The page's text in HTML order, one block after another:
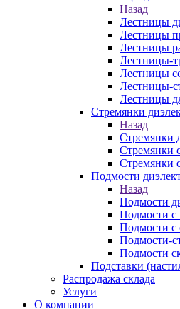
Назад
Лестницы
Лестницы
Лестницы
Лестницы-
Лестницы
Лестницы-
Лестницы
Стремянки
Назад
Стремянки
Стремянки
Стремянки
Подмости
Назад
Подмости
Подмости с
Подмости с
Подмости-
Подмости
Подставки
Распродажа склада
Услуги
О компании